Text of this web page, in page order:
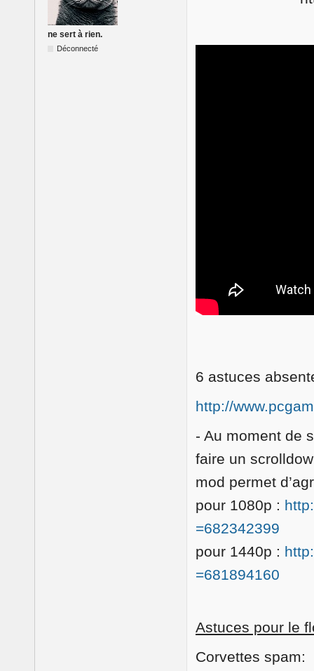
ne sert à rien.
Déconnecté
6 astuces
http://
- Au moment de
faire un
mod permet
pour 1080p :
=682342399
pour 1440p :
=681894160
Astuces pour le
Corvettes spam: